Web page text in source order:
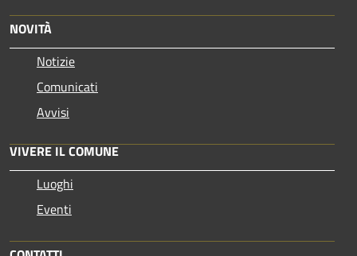
NOVITÀ
Notizie
Comunicati
Avvisi
VIVERE IL COMUNE
Luoghi
Eventi